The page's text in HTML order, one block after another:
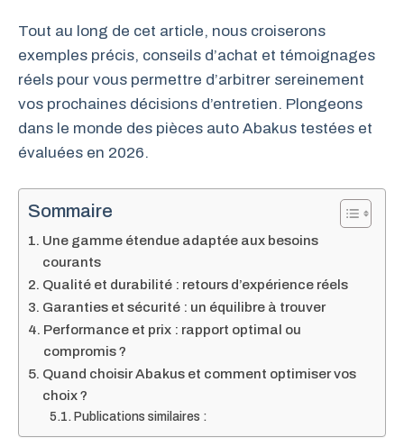
Tout au long de cet article, nous croiserons
exemples précis, conseils d’achat et témoignages
réels pour vous permettre d’arbitrer sereinement
vos prochaines décisions d’entretien. Plongeons
dans le monde des pièces auto Abakus testées et
évaluées en 2026.
Sommaire
Une gamme étendue adaptée aux besoins
courants
Qualité et durabilité : retours d’expérience réels
Garanties et sécurité : un équilibre à trouver
Performance et prix : rapport optimal ou
compromis ?
Quand choisir Abakus et comment optimiser vos
choix ?
Publications similaires :